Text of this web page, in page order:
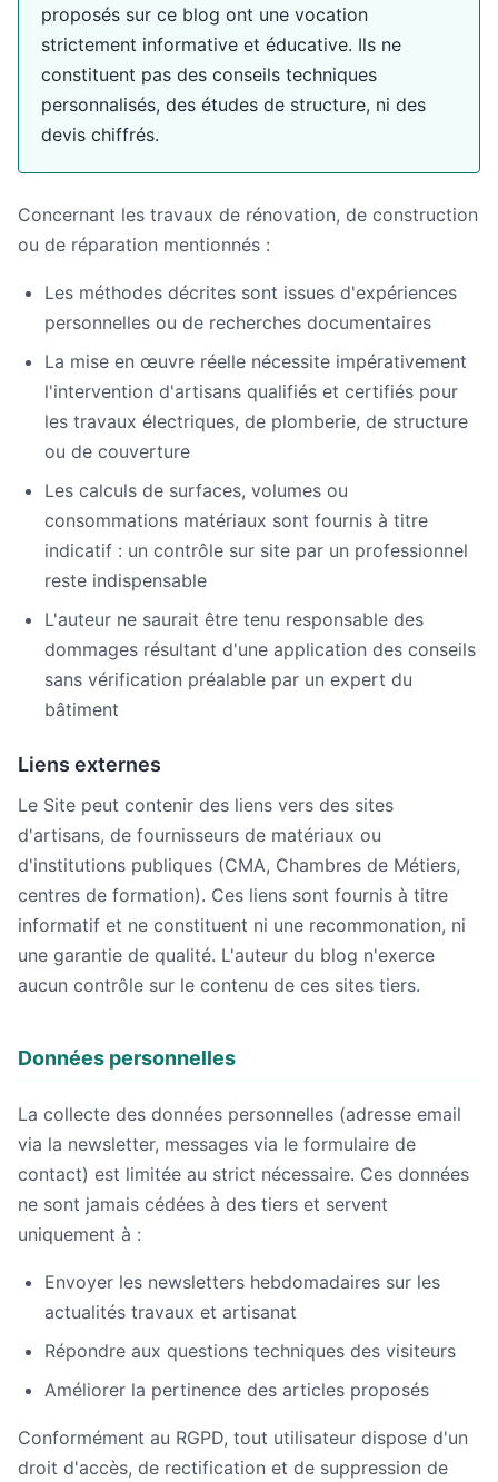
proposés sur ce blog ont une vocation
strictement informative et éducative. Ils ne
constituent pas des conseils techniques
personnalisés, des études de structure, ni des
devis chiffrés.
Concernant les travaux de rénovation, de construction
ou de réparation mentionnés :
Les méthodes décrites sont issues d'expériences
personnelles ou de recherches documentaires
La mise en œuvre réelle nécessite impérativement
l'intervention d'artisans qualifiés et certifiés pour
les travaux électriques, de plomberie, de structure
ou de couverture
Les calculs de surfaces, volumes ou
consommations matériaux sont fournis à titre
indicatif : un contrôle sur site par un professionnel
reste indispensable
L'auteur ne saurait être tenu responsable des
dommages résultant d'une application des conseils
sans vérification préalable par un expert du
bâtiment
Liens externes
Le Site peut contenir des liens vers des sites
d'artisans, de fournisseurs de matériaux ou
d'institutions publiques (CMA, Chambres de Métiers,
centres de formation). Ces liens sont fournis à titre
informatif et ne constituent ni une recommonation, ni
une garantie de qualité. L'auteur du blog n'exerce
aucun contrôle sur le contenu de ces sites tiers.
Données personnelles
La collecte des données personnelles (adresse email
via la newsletter, messages via le formulaire de
contact) est limitée au strict nécessaire. Ces données
ne sont jamais cédées à des tiers et servent
uniquement à :
Envoyer les newsletters hebdomadaires sur les
actualités travaux et artisanat
Répondre aux questions techniques des visiteurs
Améliorer la pertinence des articles proposés
Conformément au RGPD, tout utilisateur dispose d'un
droit d'accès, de rectification et de suppression de